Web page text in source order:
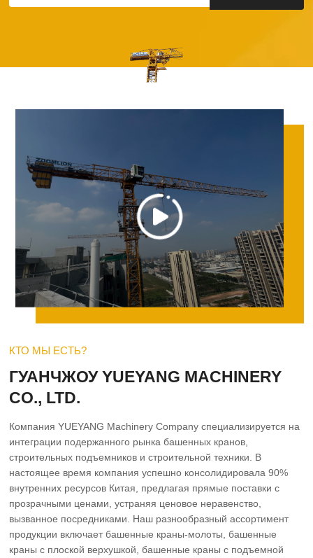
НА
КТО МЫ ЕСТЬ?
ГУАНЧЖОУ YUEYANG MACHINERY
CO., LTD.
Компания YUEYANG Machinery Company специализируется на
интеграции подержанного рынка башенных кранов,
строительных подъемников и строительной техники. В
настоящее время компания успешно консолидировала 90%
внутренних ресурсов Китая, предлагая прямые поставки с
прозрачными ценами, устраняя ценовое неравенство,
вызванное посредниками. Наш разнообразный ассортимент
продукции включает башенные краны-молоты, башенные
краны с плоской верхушкой, башенные краны с подъемной